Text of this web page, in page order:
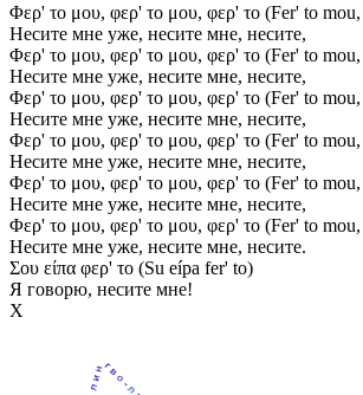
Φερ' το μου, φερ' το μου, φερ' το (Fer' to
Несите мне уже, несите мне, несите,
Φερ' το μου, φερ' το μου, φερ' το (Fer' to
Несите мне уже, несите мне, несите,
Φερ' το μου, φερ' το μου, φερ' το (Fer' to
Несите мне уже, несите мне, несите,
Φερ' το μου, φερ' το μου, φερ' το (Fer' to
Несите мне уже, несите мне, несите,
Φερ' το μου, φερ' το μου, φερ' το (Fer' to
Несите мне уже, несите мне, несите,
Φερ' το μου, φερ' το μου, φερ' το (Fer' to
Несите мне уже, несите мне, несите.
Σου είπα φερ' το (Su eípa fer' to)
Я говорю, несите мне!
Х